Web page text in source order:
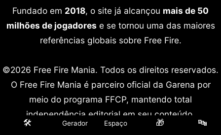
Fundado em 2018, o site já alcançou mais de 50
milhões de jogadores e se tornou uma das maiores
referências globais sobre Free Fire.
©2026 Free Fire Mania. Todos os direitos reservados.
O Free Fire Mania é parceiro oficial da Garena por
meio do programa FFCP, mantendo total
independência editorial em seu conteúdo.
Free Fire é marca registrada da Garena International.
🛠️
Gerador
Espaço
🎁 🔤